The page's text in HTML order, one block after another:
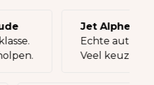
klasse.
Jet
Echte
Veel keuze,